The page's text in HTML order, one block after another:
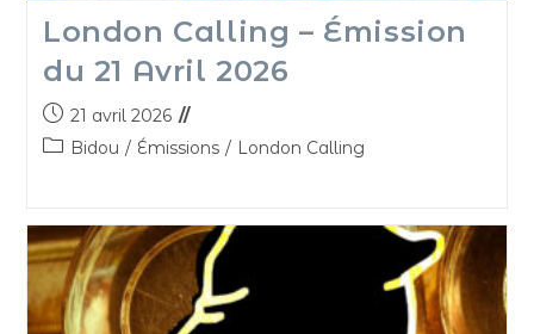
London Calling – Émission
du 21 Avril 2026
21 avril 2026
Bidou / Émissions / London Calling